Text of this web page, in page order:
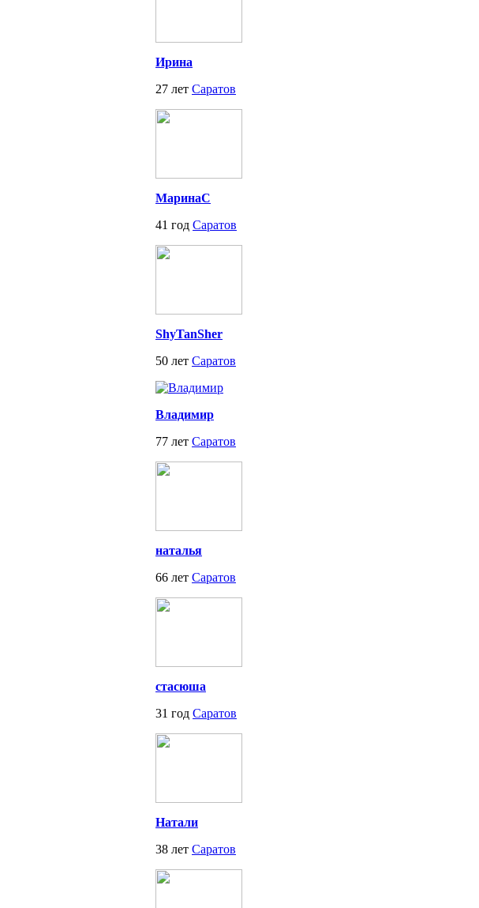
Ирина
27 лет Саратов
МаринаС
41 год Саратов
ShyTanSher
50 лет Саратов
Владимир
77 лет Саратов
наталья
66 лет Саратов
стасюша
31 год Саратов
Натали
38 лет Саратов